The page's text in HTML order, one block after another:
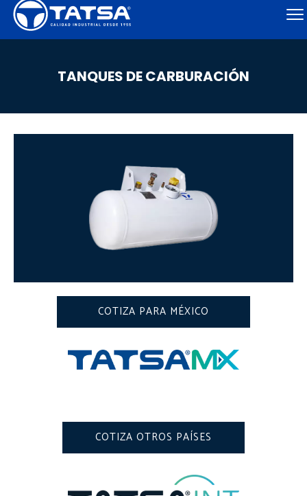
TANQUES DE CARBURACIÓN
COTIZA PARA MÉXICO
COTIZA OTROS PAÍSES